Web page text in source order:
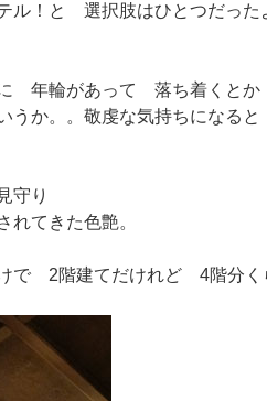
！と 選択肢はひとつだった
年輪があって 落ち着くと
か。。敬虔な気持ちになる
守り
てきた色艶。
で 2階建てだけれど 4階分く